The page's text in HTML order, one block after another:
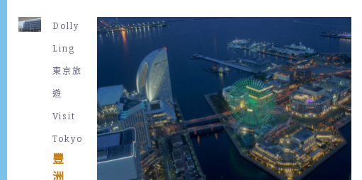
便
Klo
ok
找
有
有
合
適
位
北
中
區
，
灣
Dolly
Ling
東京旅
遊
Visit
Tokyo
豐
洲